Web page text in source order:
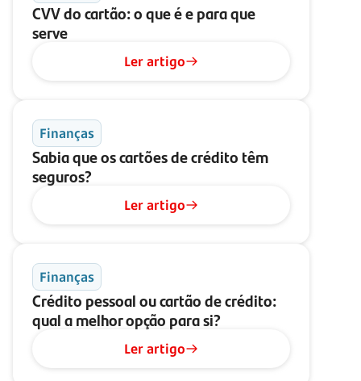
CVV do cartão: o que é e para que
serve
Ler artigo
Finanças
Sabia que os cartões de crédito têm
seguros?
Ler artigo
Finanças
Crédito pessoal ou cartão de crédito:
qual a melhor opção para si?
Ler artigo